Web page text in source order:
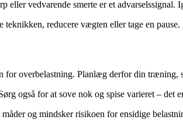
vedvarende smerte er et
reducere vægten eller tage en
overbelastning. Planlæg derfor din træning,
også for at sove nok og spise varieret –
og mindsker risikoen for ensidige